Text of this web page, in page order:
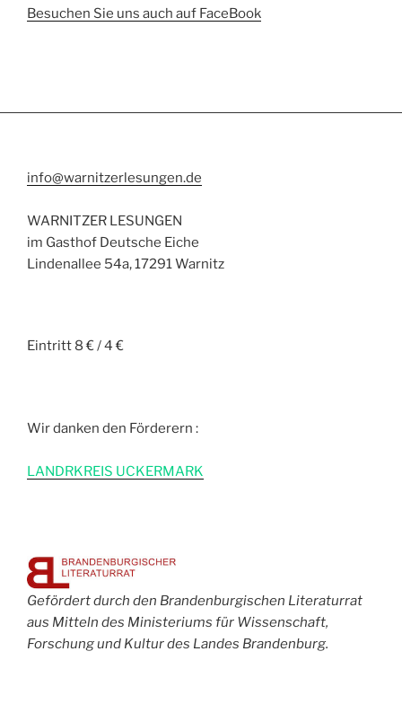
Besuchen Sie uns auch auf FaceBook
info@warnitzerlesungen.de
WARNITZER LESUNGEN
im Gasthof Deutsche Eiche
Lindenallee 54a, 17291 Warnitz
Eintritt 8 € / 4 €
Wir danken den Förderern :
LANDRKREIS UCKERMARK
Gefördert durch den Brandenburgischen Literaturrat
aus Mitteln des Ministeriums für Wissenschaft,
Forschung und Kultur des Landes Brandenburg.